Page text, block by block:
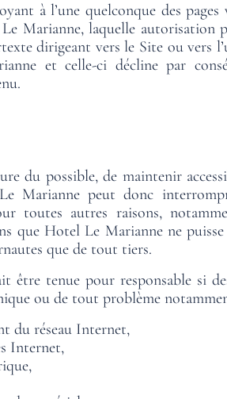
à l’une quelconque des
Marianne, laquelle
dirigeant vers le Site ou vers
et celle-ci décline par
du possible, de maintenir
Marianne peut donc
toutes autres raisons,
que Hotel Le Marianne ne
que de tout tiers.
être tenue pour responsable si
ou de tout problème
du réseau Internet,
Internet,